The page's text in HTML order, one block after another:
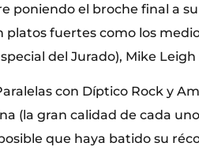
poniendo el broche final a
fuertes como los
del Jurado), Mike Leigh
con Díptico Rock y
(la gran calidad de cada
que haya batido su